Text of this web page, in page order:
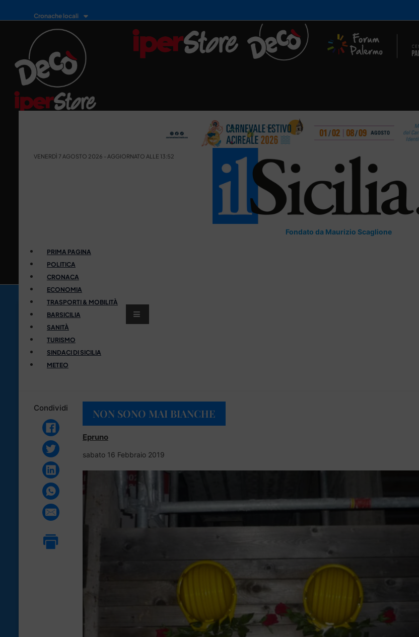
Cronache locali
VENERDÌ 7 AGOSTO 2026 - AGGIORNATO ALLE 13:52
Fondato da Maurizio Scaglione
PRIMA PAGINA
POLITICA
CRONACA
ECONOMIA
TRASPORTI & MOBILITÀ
BARSICILIA
SANITÀ
TURISMO
SINDACI DI SICILIA
METEO
Condividi NON SONO MAI BIANCHE
Epruno
sabato 16 Febbraio 2019